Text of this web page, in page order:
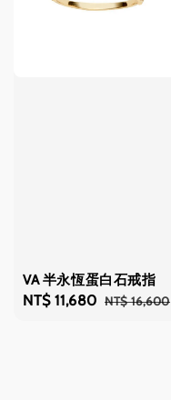
VA 半永恆蛋白石戒指
Sale
NT$ 11,680 Regular
NT$ 16,600